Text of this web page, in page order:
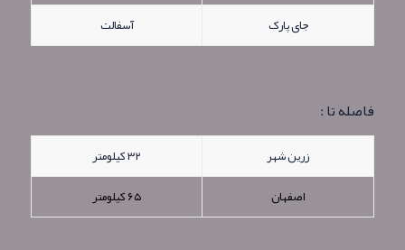
جای پارک
آسفالت
فاصله تا :
زرین شهر
۳۲ کیلومتر
اصفهان
۶۵ کیلومتر